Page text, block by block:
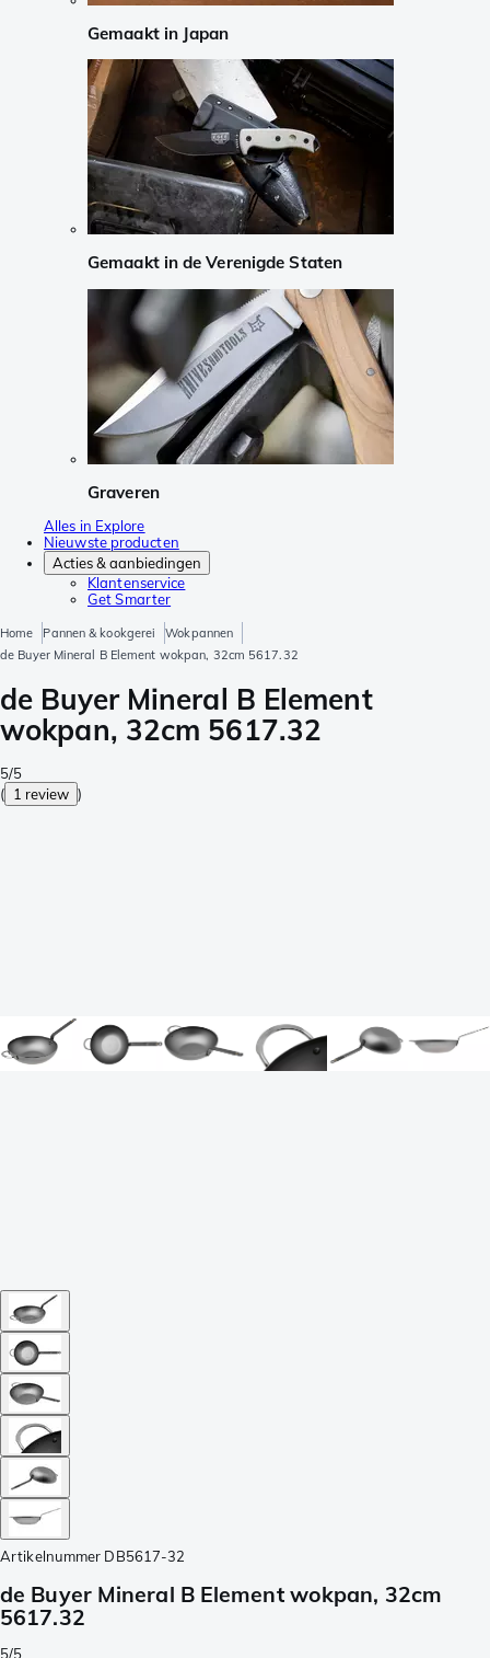
Gemaakt in Japan
Gemaakt in de Verenigde Staten
Graveren
Alles in Explore
Nieuwste producten
Acties & aanbiedingen
Klantenservice
Get Smarter
Home Pannen & kookgerei
Wokpannen
de Buyer Mineral B Element wokpan, 32cm 5617.32
de Buyer Mineral B Element
wokpan, 32cm 5617.32
5/5
( 1 review )
Artikelnummer DB5617-32
de Buyer Mineral B Element wokpan, 32cm
5617.32
5/5